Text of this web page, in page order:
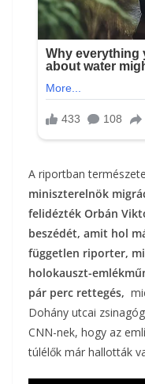
A riportban
miniszterelnök
felidézték Orbán
beszédét, amit hol
független riporter,
holokauszt-
pár perc rettegés,
Dohány utcai
CNN-nek, hogy az
túlélők már hallották